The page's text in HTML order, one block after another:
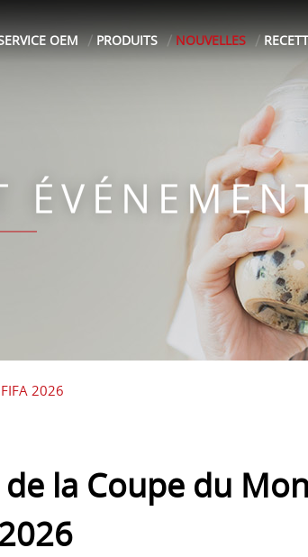
OEM PRODUITS NOUVELLES
2026
la Coupe du